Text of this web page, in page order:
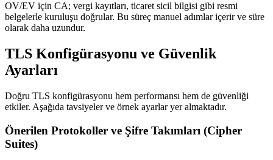
OV/EV için CA; vergi kayıtları, ticaret sicil bilgisi gibi resmi
belgelerle kuruluşu doğrular. Bu süreç manuel adımlar içerir ve süre
olarak daha uzundur.
TLS Konfigürasyonu ve Güvenlik
Ayarları
Doğru TLS konfigürasyonu hem performansı hem de güvenliği
etkiler. Aşağıda tavsiyeler ve örnek ayarlar yer almaktadır.
Önerilen Protokoller ve Şifre Takımları (Cipher
Suites)